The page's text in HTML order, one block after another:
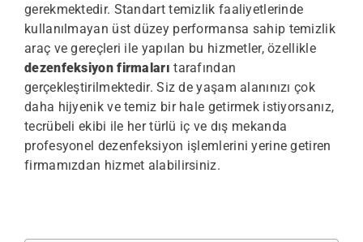
gerekmektedir. Standart temizlik faaliyetlerinde
kullanılmayan üst düzey performansa sahip temizlik
araç ve gereçleri ile yapılan bu hizmetler, özellikle
dezenfeksiyon firmaları tarafından
gerçekleştirilmektedir. Siz de yaşam alanınızı çok
daha hijyenik ve temiz bir hale getirmek istiyorsanız,
tecrübeli ekibi ile her türlü iç ve dış mekanda
profesyonel dezenfeksiyon işlemlerini yerine getiren
firmamızdan hizmet alabilirsiniz.